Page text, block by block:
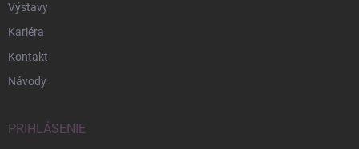
Výstavy
Kariéra
Kontakt
Návody
PRIHLÁSENIE